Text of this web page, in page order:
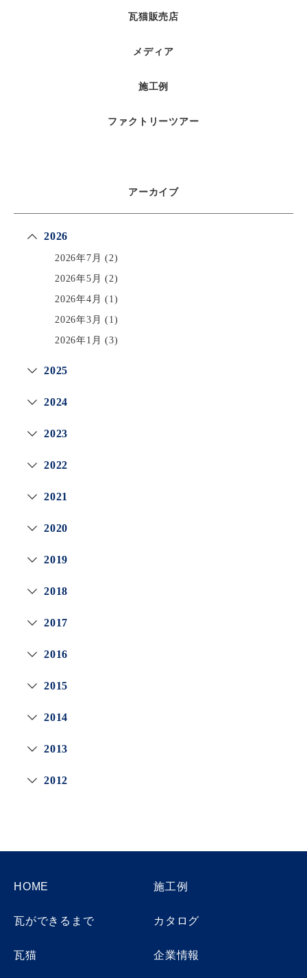
瓦猫販売店
メディア
施工例
ファクトリーツアー
アーカイブ
2026
2026年7月 (2)
2026年5月 (2)
2026年4月 (1)
2026年3月 (1)
2026年1月 (3)
2025
2024
2023
2022
2021
2020
2019
2018
2017
2016
2015
2014
2013
2012
HOME 施工例
瓦ができるまで カタログ
瓦猫 企業情報